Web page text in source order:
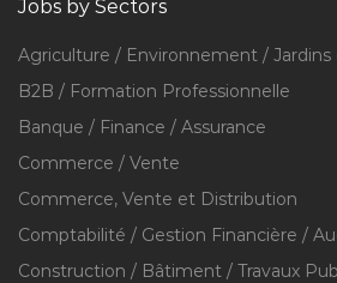
Jobs by Sectors
Agriculture / Environnement / Jardins
B2B / Formation Professionnelle
Banque / Finance / Assurance
Commerce / Vente
Commerce, Vente et Distribution
Comptabilité / Gestion Financière /
Construction / Bâtiment / Travaux